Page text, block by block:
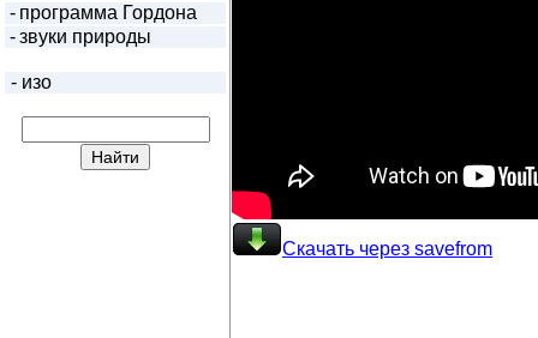
- программа Гордона
- звуки природы
- изо
Скачать через savefrom